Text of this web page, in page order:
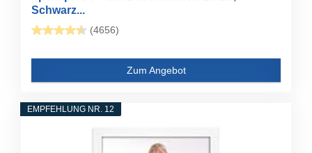
Schwarz...
(4656)
Zum Angebot
EMPFEHLUNG NR. 12